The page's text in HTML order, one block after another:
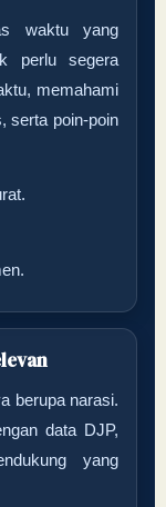
waktu yang
perlu segera
memahami
serta poin-poin
berupa narasi.
data DJP,
yang